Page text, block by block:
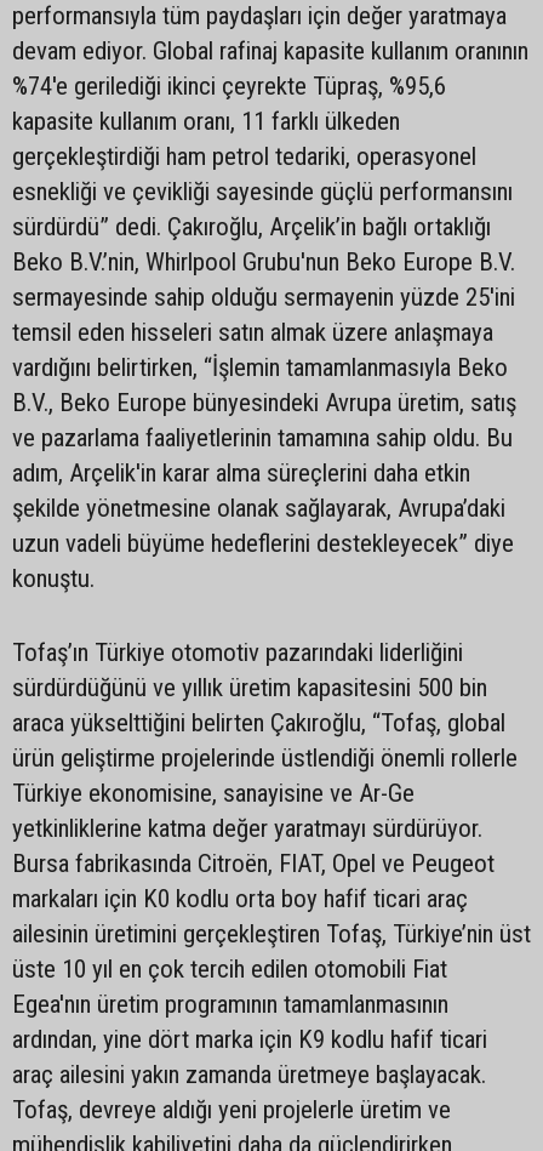
performansıyla tüm paydaşları için değer yaratmaya
devam ediyor. Global rafinaj kapasite kullanım oranının
%74'e gerilediği ikinci çeyrekte Tüpraş, %95,6
kapasite kullanım oranı, 11 farklı ülkeden
gerçekleştirdiği ham petrol tedariki, operasyonel
esnekliği ve çevikliği sayesinde güçlü performansını
sürdürdü” dedi. Çakıroğlu, Arçelik’in bağlı ortaklığı
Beko B.V.’nin, Whirlpool Grubu'nun Beko Europe B.V.
sermayesinde sahip olduğu sermayenin yüzde 25'ini
temsil eden hisseleri satın almak üzere anlaşmaya
vardığını belirtirken, “İşlemin tamamlanmasıyla Beko
B.V., Beko Europe bünyesindeki Avrupa üretim, satış
ve pazarlama faaliyetlerinin tamamına sahip oldu. Bu
adım, Arçelik'in karar alma süreçlerini daha etkin
şekilde yönetmesine olanak sağlayarak, Avrupa’daki
uzun vadeli büyüme hedeflerini destekleyecek” diye
konuştu.
Tofaş’ın Türkiye otomotiv pazarındaki liderliğini
sürdürdüğünü ve yıllık üretim kapasitesini 500 bin
araca yükselttiğini belirten Çakıroğlu, “Tofaş, global
ürün geliştirme projelerinde üstlendiği önemli rollerle
Türkiye ekonomisine, sanayisine ve Ar-Ge
yetkinliklerine katma değer yaratmayı sürdürüyor.
Bursa fabrikasında Citroën, FIAT, Opel ve Peugeot
markaları için K0 kodlu orta boy hafif ticari araç
ailesinin üretimini gerçekleştiren Tofaş, Türkiye’nin üst
üste 10 yıl en çok tercih edilen otomobili Fiat
Egea'nın üretim programının tamamlanmasının
ardından, yine dört marka için K9 kodlu hafif ticari
araç ailesini yakın zamanda üretmeye başlayacak.
Tofaş, devreye aldığı yeni projelerle üretim ve
mühendislik kabiliyetini daha da güçlendirirken,